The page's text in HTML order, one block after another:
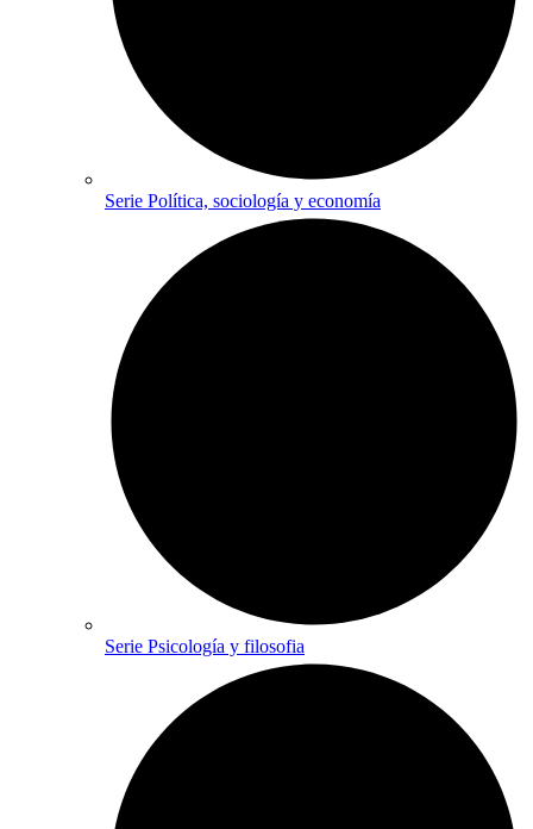
Serie Política, sociología y economía
Serie Psicología y filosofia